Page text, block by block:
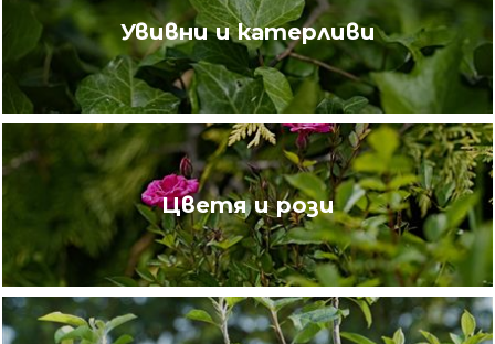
Увивни и катерливи
Цветя и рози